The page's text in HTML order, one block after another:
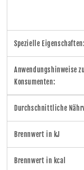
Spezielle Eigenschaften:
Anwendungshinweise
Konsumenten:
Durchschnittliche
Brennwert in kJ
Brennwert in kcal